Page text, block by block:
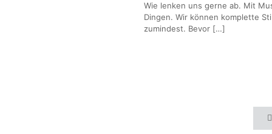
Wie lenken uns gerne ab. Mit
Dingen. Wir können komplette
zumindest. Bevor […]